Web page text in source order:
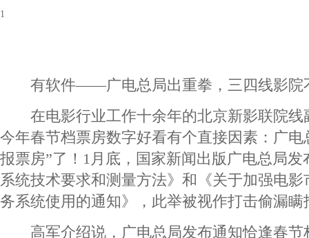
1
有软件——广电总局出重拳，三四线影院
在电影行业工作十余年的北京新影联院线
今年春节档票房数字好看有个直接因素：广电
报票房”了！1月底，国家新闻出版广电总局
系统技术要求和测量方法》和《关于加强电
务系统使用的通知》，此举被视作打击偷漏
高军介绍说，广电总局发布通知恰逢春节